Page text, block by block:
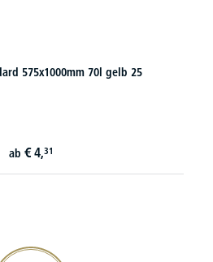
575x1000mm 70l gelb 25
ab € 4,31
20€ Gutschein sichern